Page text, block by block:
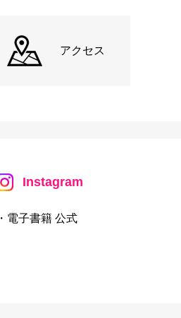
アクセス
Instagram
・電子書籍 公式